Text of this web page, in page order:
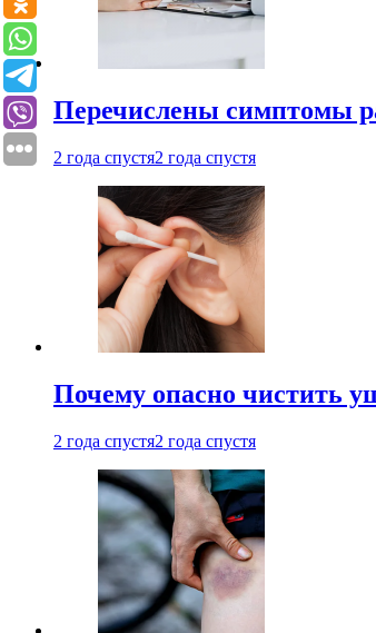
Перечислены симптомы
2 года спустя2 года спустя
Почему опасно чистить
2 года спустя2 года спустя